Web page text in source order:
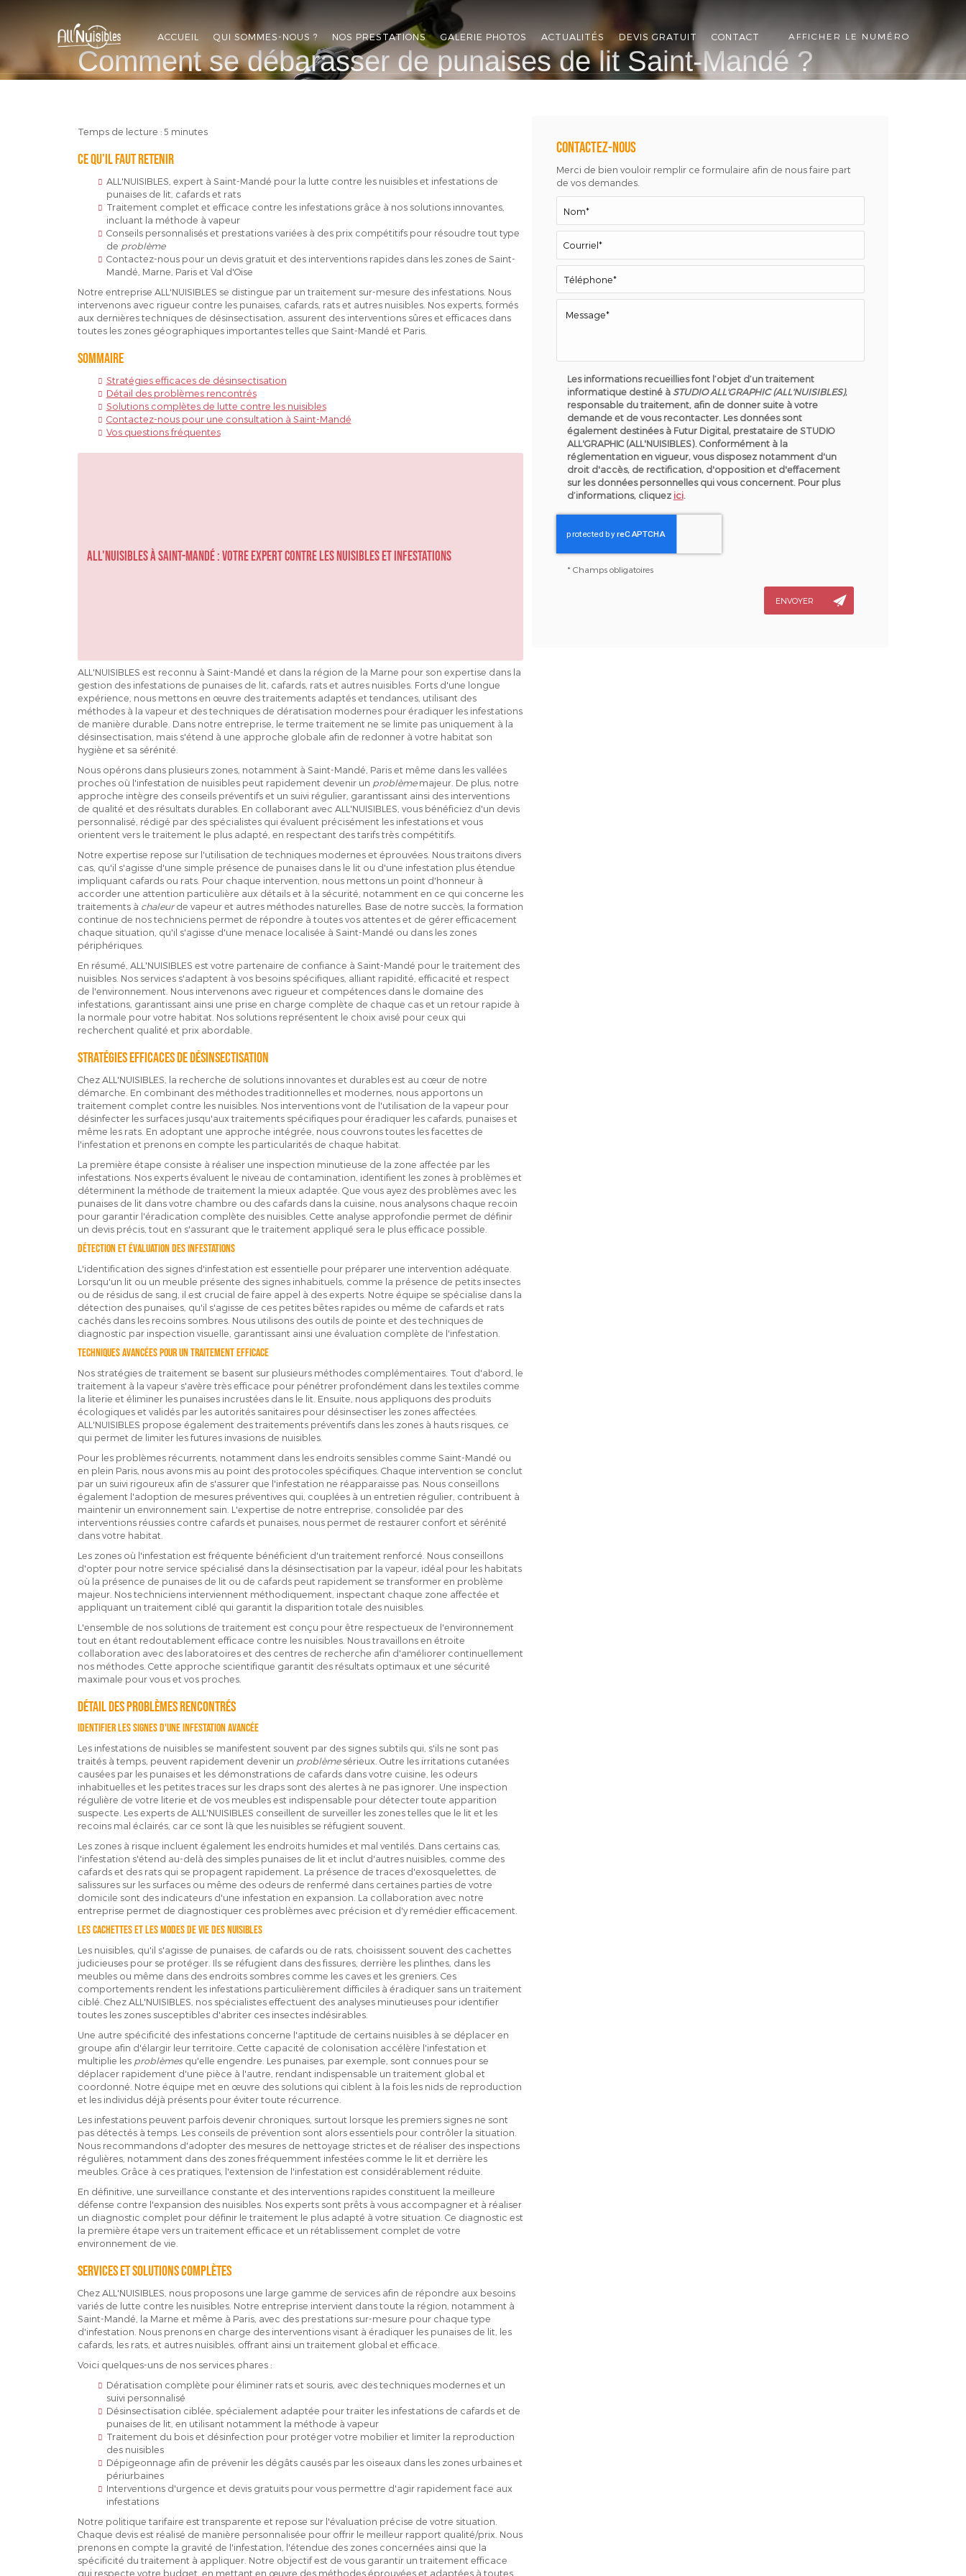
ACCUEIL QUI SOMMES-NOUS ? NOS PRESTATIONS GALERIE PHOTOS ACTUALITÉS DEVIS GRATUIT CONTACT AFFICHER LE NUMÉRO
Comment se débarasser de punaises de lit Saint-Mandé ?
Temps de lecture : 5 minutes
Ce qu'il faut retenir
ALL'NUISIBLES, expert à Saint-Mandé pour la lutte contre les nuisibles et infestations de
punaises de lit, cafards et rats
Traitement complet et efficace contre les infestations grâce à nos solutions innovantes,
incluant la méthode à vapeur
Conseils personnalisés et prestations variées à des prix compétitifs pour résoudre tout type
de problème
Contactez-nous pour un devis gratuit et des interventions rapides dans les zones de Saint-
Mandé, Marne, Paris et Val d'Oise
Notre entreprise ALL'NUISIBLES se distingue par un traitement sur-mesure des infestations. Nous
intervenons avec rigueur contre les punaises, cafards, rats et autres nuisibles. Nos experts, formés
aux dernières techniques de désinsectisation, assurent des interventions sûres et efficaces dans
toutes les zones géographiques importantes telles que Saint-Mandé et Paris.
Sommaire
Stratégies efficaces de désinsectisation
Détail des problèmes rencontrés
Solutions complètes de lutte contre les nuisibles
Contactez-nous pour une consultation à Saint-Mandé
Vos questions fréquentes
ALL'NUISIBLES à Saint-Mandé : votre expert contre les nuisibles et infestations
ALL'NUISIBLES est reconnu à Saint-Mandé et dans la région de la Marne pour son expertise dans la
gestion des infestations de punaises de lit, cafards, rats et autres nuisibles. Forts d'une longue
expérience, nous mettons en œuvre des traitements adaptés et tendances, utilisant des
méthodes à la vapeur et des techniques de dératisation modernes pour éradiquer les infestations
de manière durable. Dans notre entreprise, le terme traitement ne se limite pas uniquement à la
désinsectisation, mais s'étend à une approche globale afin de redonner à votre habitat son
hygiène et sa sérénité.
Nous opérons dans plusieurs zones, notamment à Saint-Mandé, Paris et même dans les vallées
proches où l'infestation de nuisibles peut rapidement devenir un problèmemajeur. De plus, notre
approche intègre des conseils préventifs et un suivi régulier, garantissant ainsi des interventions
de qualité et des résultats durables. En collaborant avec ALL'NUISIBLES, vous bénéficiez d'un devis
personnalisé, rédigé par des spécialistes qui évaluent précisément les infestations et vous
orientent vers le traitement le plus adapté, en respectant des tarifs très compétitifs.
Notre expertise repose sur l'utilisation de techniques modernes et éprouvées. Nous traitons divers
cas, qu'il s'agisse d'une simple présence de punaises dans le lit ou d'une infestation plus étendue
impliquant cafards ou rats. Pour chaque intervention, nous mettons un point d'honneur à
accorder une attention particulière aux détails et à la sécurité, notamment en ce qui concerne les
traitements à chaleurde vapeur et autres méthodes naturelles. Base de notre succès, la formation
continue de nos techniciens permet de répondre à toutes vos attentes et de gérer efficacement
chaque situation, qu'il s'agisse d'une menace localisée à Saint-Mandé ou dans les zones
périphériques.
En résumé, ALL'NUISIBLES est votre partenaire de confiance à Saint-Mandé pour le traitement des
nuisibles. Nos services s'adaptent à vos besoins spécifiques, alliant rapidité, efficacité et respect
de l'environnement. Nous intervenons avec rigueur et compétences dans le domaine des
infestations, garantissant ainsi une prise en charge complète de chaque cas et un retour rapide à
la normale pour votre habitat. Nos solutions représentent le choix avisé pour ceux qui
recherchent qualité et prix abordable.
Stratégies efficaces de désinsectisation
Chez ALL'NUISIBLES, la recherche de solutions innovantes et durables est au cœur de notre
démarche. En combinant des méthodes traditionnelles et modernes, nous apportons un
traitement complet contre les nuisibles. Nos interventions vont de l'utilisation de la vapeur pour
désinfecter les surfaces jusqu'aux traitements spécifiques pour éradiquer les cafards, punaises et
même les rats. En adoptant une approche intégrée, nous couvrons toutes les facettes de
l'infestation et prenons en compte les particularités de chaque habitat.
La première étape consiste à réaliser une inspection minutieuse de la zone affectée par les
infestations. Nos experts évaluent le niveau de contamination, identifient les zones à problèmes et
déterminent la méthode de traitement la mieux adaptée. Que vous ayez des problèmes avec les
punaises de lit dans votre chambre ou des cafards dans la cuisine, nous analysons chaque recoin
pour garantir l'éradication complète des nuisibles. Cette analyse approfondie permet de définir
un devis précis, tout en s'assurant que le traitement appliqué sera le plus efficace possible.
Détection et évaluation des infestations
L'identification des signes d'infestation est essentielle pour préparer une intervention adéquate.
Lorsqu'un lit ou un meuble présente des signes inhabituels, comme la présence de petits insectes
ou de résidus de sang, il est crucial de faire appel à des experts. Notre équipe se spécialise dans la
détection des punaises, qu'il s'agisse de ces petites bêtes rapides ou même de cafards et rats
cachés dans les recoins sombres. Nous utilisons des outils de pointe et des techniques de
diagnostic par inspection visuelle, garantissant ainsi une évaluation complète de l'infestation.
Techniques avancées pour un traitement efficace
Nos stratégies de traitement se basent sur plusieurs méthodes complémentaires. Tout d'abord, le
traitement à la vapeur s'avère très efficace pour pénétrer profondément dans les textiles comme
la literie et éliminer les punaises incrustées dans le lit. Ensuite, nous appliquons des produits
écologiques et validés par les autorités sanitaires pour désinsectiser les zones affectées.
ALL'NUISIBLES propose également des traitements préventifs dans les zones à hauts risques, ce
qui permet de limiter les futures invasions de nuisibles.
Pour les problèmes récurrents, notamment dans les endroits sensibles comme Saint-Mandé ou
en plein Paris, nous avons mis au point des protocoles spécifiques. Chaque intervention se conclut
par un suivi rigoureux afin de s'assurer que l'infestation ne réapparaisse pas. Nous conseillons
également l'adoption de mesures préventives qui, couplées à un entretien régulier, contribuent à
maintenir un environnement sain. L'expertise de notre entreprise, consolidée par des
interventions réussies contre cafards et punaises, nous permet de restaurer confort et sérénité
dans votre habitat.
Les zones où l'infestation est fréquente bénéficient d'un traitement renforcé. Nous conseillons
d'opter pour notre service spécialisé dans la désinsectisation par la vapeur, idéal pour les habitats
où la présence de punaises de lit ou de cafards peut rapidement se transformer en problème
majeur. Nos techniciens interviennent méthodiquement, inspectant chaque zone affectée et
appliquant un traitement ciblé qui garantit la disparition totale des nuisibles.
L'ensemble de nos solutions de traitement est conçu pour être respectueux de l'environnement
tout en étant redoutablement efficace contre les nuisibles. Nous travaillons en étroite
collaboration avec des laboratoires et des centres de recherche afin d'améliorer continuellement
nos méthodes. Cette approche scientifique garantit des résultats optimaux et une sécurité
maximale pour vous et vos proches.
Détail des problèmes rencontrés
Identifier les signes d'une infestation avancée
Les infestations de nuisibles se manifestent souvent par des signes subtils qui, s'ils ne sont pas
traités à temps, peuvent rapidement devenir un problèmesérieux. Outre les irritations cutanées
causées par les punaises et les démonstrations de cafards dans votre cuisine, les odeurs
inhabituelles et les petites traces sur les draps sont des alertes à ne pas ignorer. Une inspection
régulière de votre literie et de vos meubles est indispensable pour détecter toute apparition
suspecte. Les experts de ALL'NUISIBLES conseillent de surveiller les zones telles que le lit et les
recoins mal éclairés, car ce sont là que les nuisibles se réfugient souvent.
Les zones à risque incluent également les endroits humides et mal ventilés. Dans certains cas,
l'infestation s'étend au-delà des simples punaises de lit et inclut d'autres nuisibles, comme des
cafards et des rats qui se propagent rapidement. La présence de traces d'exosquelettes, de
salissures sur les surfaces ou même des odeurs de renfermé dans certaines parties de votre
domicile sont des indicateurs d'une infestation en expansion. La collaboration avec notre
entreprise permet de diagnostiquer ces problèmes avec précision et d'y remédier efficacement.
Les cachettes et les modes de vie des nuisibles
Les nuisibles, qu'il s'agisse de punaises, de cafards ou de rats, choisissent souvent des cachettes
judicieuses pour se protéger. Ils se réfugient dans des fissures, derrière les plinthes, dans les
meubles ou même dans des endroits sombres comme les caves et les greniers. Ces
comportements rendent les infestations particulièrement difficiles à éradiquer sans un traitement
ciblé. Chez ALL'NUISIBLES, nos spécialistes effectuent des analyses minutieuses pour identifier
toutes les zones susceptibles d'abriter ces insectes indésirables.
Une autre spécificité des infestations concerne l'aptitude de certains nuisibles à se déplacer en
groupe afin d'élargir leur territoire. Cette capacité de colonisation accélère l'infestation et
multiplie les problèmesqu'elle engendre. Les punaises, par exemple, sont connues pour se
déplacer rapidement d'une pièce à l'autre, rendant indispensable un traitement global et
coordonné. Notre équipe met en œuvre des solutions qui ciblent à la fois les nids de reproduction
et les individus déjà présents pour éviter toute récurrence.
Les infestations peuvent parfois devenir chroniques, surtout lorsque les premiers signes ne sont
pas détectés à temps. Les conseils de prévention sont alors essentiels pour contrôler la situation.
Nous recommandons d'adopter des mesures de nettoyage strictes et de réaliser des inspections
régulières, notamment dans des zones fréquemment infestées comme le lit et derrière les
meubles. Grâce à ces pratiques, l'extension de l'infestation est considérablement réduite.
En définitive, une surveillance constante et des interventions rapides constituent la meilleure
défense contre l'expansion des nuisibles. Nos experts sont prêts à vous accompagner et à réaliser
un diagnostic complet pour définir le traitement le plus adapté à votre situation. Ce diagnostic est
la première étape vers un traitement efficace et un rétablissement complet de votre
environnement de vie.
Services et solutions complètes
Chez ALL'NUISIBLES, nous proposons une large gamme de services afin de répondre aux besoins
variés de lutte contre les nuisibles. Notre entreprise intervient dans toute la région, notamment à
Saint-Mandé, la Marne et même à Paris, avec des prestations sur-mesure pour chaque type
d'infestation. Nous prenons en charge des interventions visant à éradiquer les punaises de lit, les
cafards, les rats, et autres nuisibles, offrant ainsi un traitement global et efficace.
Voici quelques-uns de nos services phares :
Dératisation complète pour éliminer rats et souris, avec des techniques modernes et un
suivi personnalisé
Désinsectisation ciblée, spécialement adaptée pour traiter les infestations de cafards et de
punaises de lit, en utilisant notamment la méthode à vapeur
Traitement du bois et désinfection pour protéger votre mobilier et limiter la reproduction
des nuisibles
Dépigeonnage afin de prévenir les dégâts causés par les oiseaux dans les zones urbaines et
périurbaines
Interventions d'urgence et devis gratuits pour vous permettre d'agir rapidement face aux
infestations
Notre politique tarifaire est transparente et repose sur l'évaluation précise de votre situation.
Chaque devis est réalisé de manière personnalisée pour offrir le meilleur rapport qualité/prix. Nous
prenons en compte la gravité de l'infestation, l'étendue des zones concernées ainsi que la
spécificité du traitement à appliquer. Notre objectif est de vous garantir un traitement efficace
qui respecte votre budget, en mettant en œuvre des méthodes éprouvées et adaptées à toutes
Contactez-nous
Merci de bien vouloir remplir ce formulaire afin de nous faire part
de vos demandes.
Les informations recueillies font l’objet d’un traitement
informatique destiné àSTUDIO ALL'GRAPHIC (ALL'NUISIBLES),
responsable du traitement, afin de donner suite à votre
demande et de vous recontacter. Les données sont
également destinées à Futur Digital, prestataire de STUDIO
ALL'GRAPHIC (ALL'NUISIBLES). Conformément à la
réglementation en vigueur, vous disposez notamment d'un
droit d'accès, de rectification, d'opposition et d'effacement
sur les données personnelles qui vous concernent. Pour plus
d’informations, cliquez ici.
* Champs obligatoires